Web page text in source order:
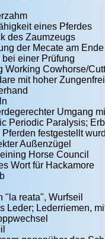
eines Pferdes
des Zaumzeugs
der Mecate am
bei einer Prüfung
Working Cowhorse/
mit hoher
Umgang
Periodic Paralysis;
festgestellt
Außenzügel
Horse Council
Wort für Hackamore
"la reata", Wurfseil
Leder; Lederriemen,